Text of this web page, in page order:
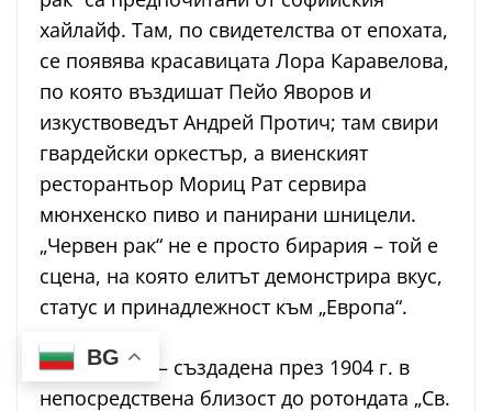
хайлайф. Там, по свидетелства от епохата,
се появява красавицата Лора Каравелова,
по която въздишат Пейо Яворов и
изкуствоведът Андрей Протич; там свири
гвардейски оркестър, а виенският
ресторантьор Мориц Рат сервира
мюнхенско пиво и панирани шницели.
„Червен рак“ не е просто бирария – той е
сцена, на която елитът демонстрира вкус,
статус и принадлежност към „Европа“.
„Батенберг“ – създадена през 1904 г. в
непосредствена близост до ротондата „Св.
BG